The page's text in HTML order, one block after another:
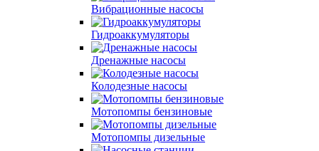
Вибрационные насосы
Гидроаккумуляторы
Дренажные насосы
Колодезные насосы
Мотопомпы бензиновые
Мотопомпы дизельные